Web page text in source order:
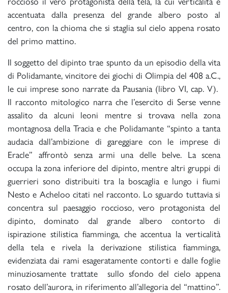
accentuata dalla presenza del grande albero posto al
centro, con la chioma che si staglia sul cielo appena rosato
del primo mattino.
Il soggetto del dipinto trae spunto da un episodio della vita
di Polidamante, vincitore dei giochi di Olimpia del 408 a.C.,
le cui imprese sono narrate da Pausania (libro VI, cap. V).
Il racconto mitologico narra che l’esercito di Serse venne
assalito da alcuni leoni mentre si trovava nella zona
montagnosa della Tracia e che Polidamante “spinto a tanta
audacia dall’ambizione di gareggiare con le imprese di
Eracle” affrontò senza armi una delle belve. La scena
occupa la zona inferiore del dipinto, mentre altri gruppi di
guerrieri sono distribuiti tra la boscaglia e lungo i fiumi
Nesto e Acheloo citati nel racconto. Lo sguardo tuttavia si
concentra sul paesaggio roccioso, vero protagonista del
dipinto, dominato dal grande albero contorto di
ispirazione stilistica fiamminga, che accentua la verticalità
della tela e rivela la derivazione stilistica fiamminga,
evidenziata dai rami esageratamente contorti e dalle foglie
minuziosamente trattate sullo sfondo del cielo appena
rosato dell’aurora, in riferimento all’allegoria del “mattino”.